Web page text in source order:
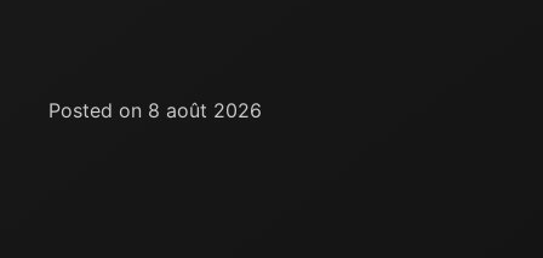
Posted on 8 août 2026